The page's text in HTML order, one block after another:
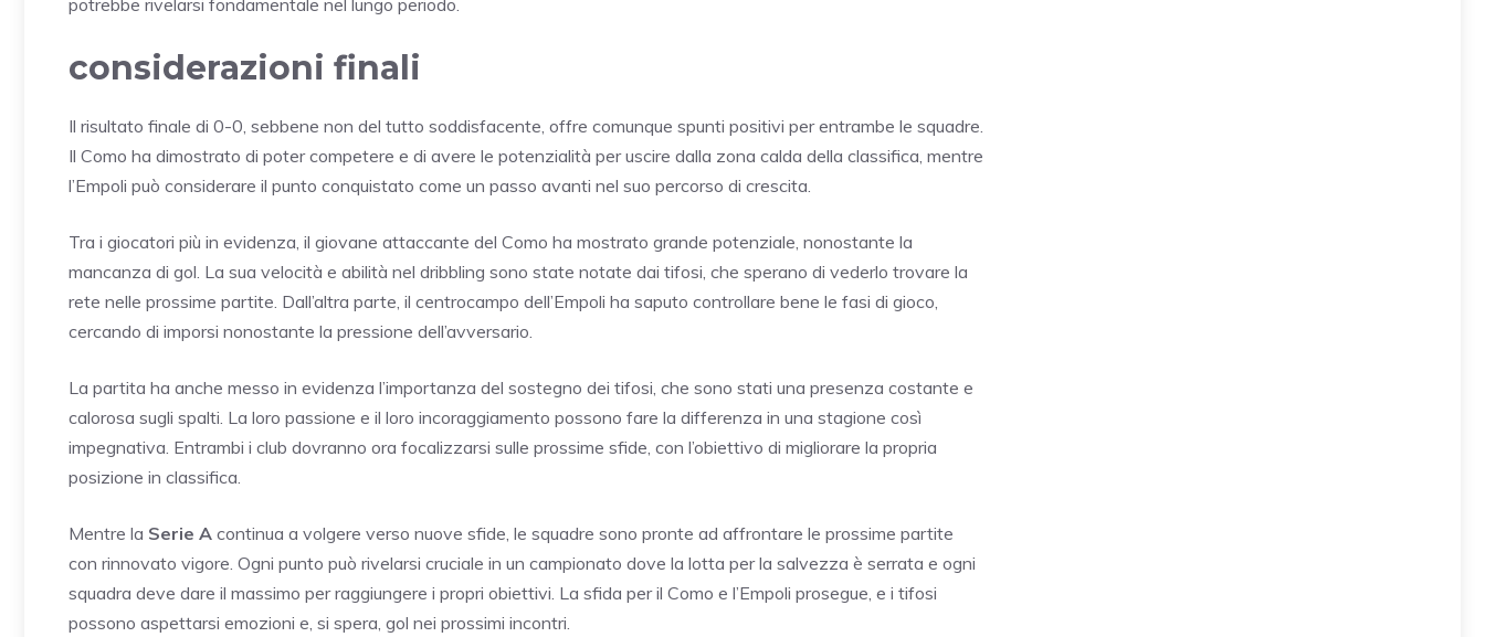
considerazioni finali
Il risultato finale di 0-0, sebbene non del tutto soddisfacente, offre comunque spunti positivi per entrambe le squadre.
Il Como ha dimostrato di poter competere e di avere le potenzialità per uscire dalla zona calda della classifica, mentre
l’Empoli può considerare il punto conquistato come un passo avanti nel suo percorso di crescita.
Tra i giocatori più in evidenza, il giovane attaccante del Como ha mostrato grande potenziale, nonostante la
mancanza di gol. La sua velocità e abilità nel dribbling sono state notate dai tifosi, che sperano di vederlo trovare la
rete nelle prossime partite. Dall’altra parte, il centrocampo dell’Empoli ha saputo controllare bene le fasi di gioco,
cercando di imporsi nonostante la pressione dell’avversario.
La partita ha anche messo in evidenza l’importanza del sostegno dei tifosi, che sono stati una presenza costante e
calorosa sugli spalti. La loro passione e il loro incoraggiamento possono fare la differenza in una stagione così
impegnativa. Entrambi i club dovranno ora focalizzarsi sulle prossime sfide, con l’obiettivo di migliorare la propria
posizione in classifica.
Mentre la Serie A continua a volgere verso nuove sfide, le squadre sono pronte ad affrontare le prossime partite
con rinnovato vigore. Ogni punto può rivelarsi cruciale in un campionato dove la lotta per la salvezza è serrata e ogni
squadra deve dare il massimo per raggiungere i propri obiettivi. La sfida per il Como e l’Empoli prosegue, e i tifosi
possono aspettarsi emozioni e, si spera, gol nei prossimi incontri.